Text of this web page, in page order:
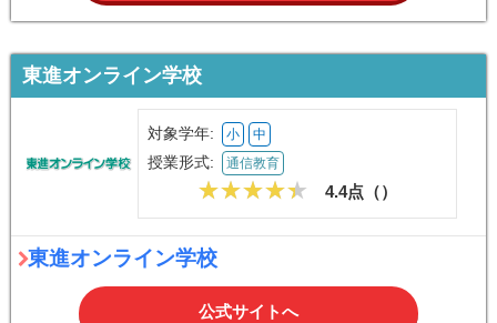
東進オンライン学校
対象学年: 小 中
授業形式: 通信教育
4.4点（）
東進オンライン学校
公式サイトへ